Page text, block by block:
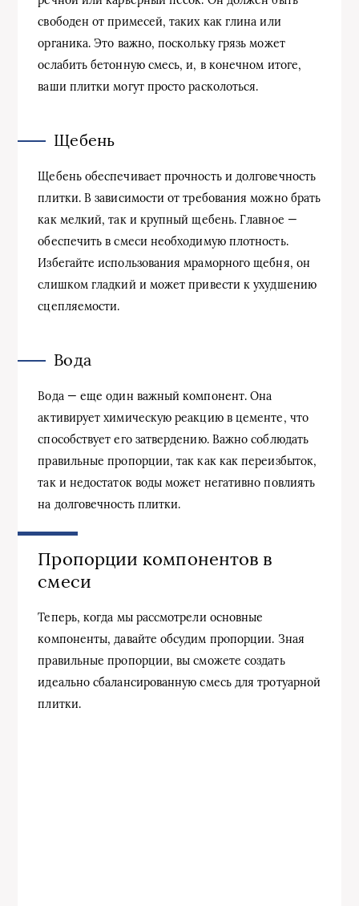
свободен от примесей, таких как глина или
органика. Это важно, поскольку грязь может
ослабить бетонную смесь, и, в конечном итоге,
ваши плитки могут просто расколоться.
Щебень
Щебень обеспечивает прочность и долговечность
плитки. В зависимости от требования можно брать
как мелкий, так и крупный щебень. Главное —
обеспечить в смеси необходимую плотность.
Избегайте использования мраморного щебня, он
слишком гладкий и может привести к ухудшению
сцепляемости.
Вода
Вода — еще один важный компонент. Она
активирует химическую реакцию в цементе, что
способствует его затвердению. Важно соблюдать
правильные пропорции, так как как переизбыток,
так и недостаток воды может негативно повлиять
на долговечность плитки.
Пропорции компонентов в
смеси
Теперь, когда мы рассмотрели основные
компоненты, давайте обсудим пропорции. Зная
правильные пропорции, вы сможете создать
идеально сбалансированную смесь для тротуарной
плитки.